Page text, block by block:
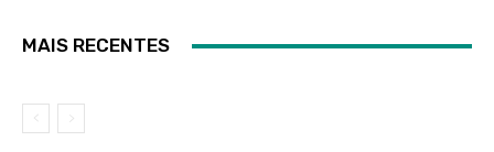
MAIS RECENTES